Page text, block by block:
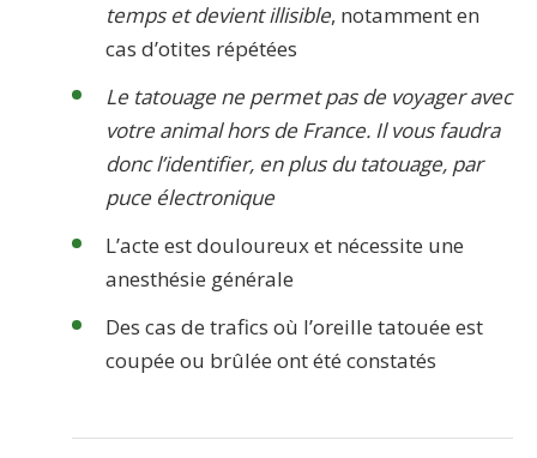
temps et devient illisible, notamment en
cas d’otites répétées
Le tatouage ne permet pas de voyager avec
votre animal hors de France. Il vous faudra
donc l’identifier, en plus du tatouage, par
puce électronique
L’acte est douloureux et nécessite une
anesthésie générale
Des cas de trafics où l’oreille tatouée est
coupée ou brûlée ont été constatés